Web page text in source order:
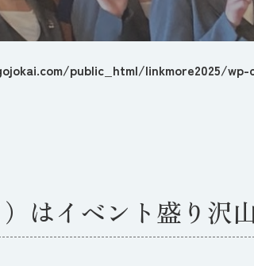
public_html/linkmore2025/
はイベント盛り沢